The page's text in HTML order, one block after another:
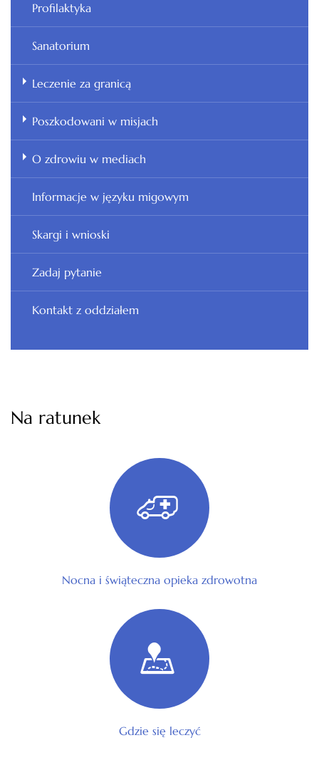
Profilaktyka
Sanatorium
Leczenie za granicą
Poszkodowani w misjach
O zdrowiu w mediach
Informacje w języku migowym
Skargi i wnioski
Zadaj pytanie
Kontakt z oddziałem
Na ratunek
Nocna i świąteczna opieka zdrowotna
Gdzie się leczyć